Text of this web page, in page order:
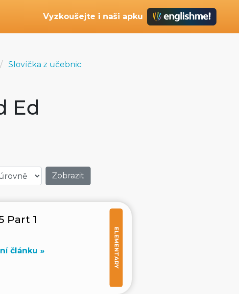
Vyzkoušejte i naši apku
Slovíčka z učebnic
Ed
ELEMENTARY
Part 1
článku »